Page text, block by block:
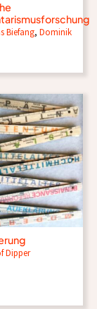
Biefang, Dominik
Dipper